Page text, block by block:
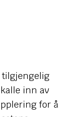
tilgjengelig
inn av
for å